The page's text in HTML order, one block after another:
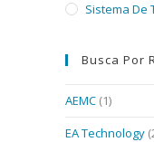
Sistema De
Busca Por
AEMC (1)
EA Technology